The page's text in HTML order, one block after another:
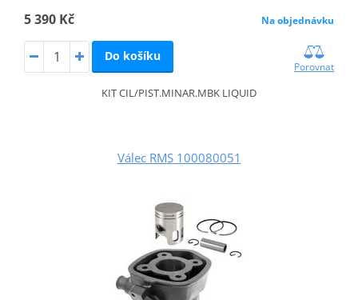
5 390 Kč Na objednávku
Do košíku
Porovnat
KIT CIL/PIST.MINAR.MBK LIQUID
Válec RMS 100080051